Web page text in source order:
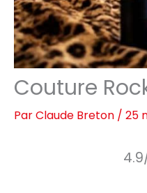
Couture
ParClaude Breton / 25